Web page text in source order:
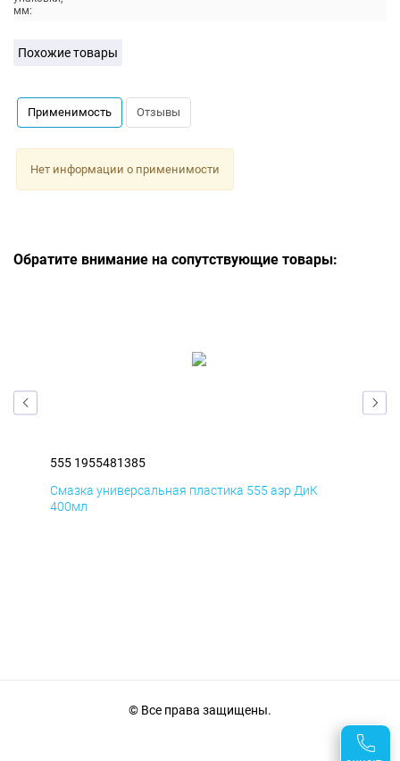
мм:
Похожие товары
Применимость Отзывы
Нет информации о применимости
Обратите внимание на сопутствующие товары:
555 1955481385
Смазка универсальная пластика 555 аэр ДиК
400мл
© Все права защищены.